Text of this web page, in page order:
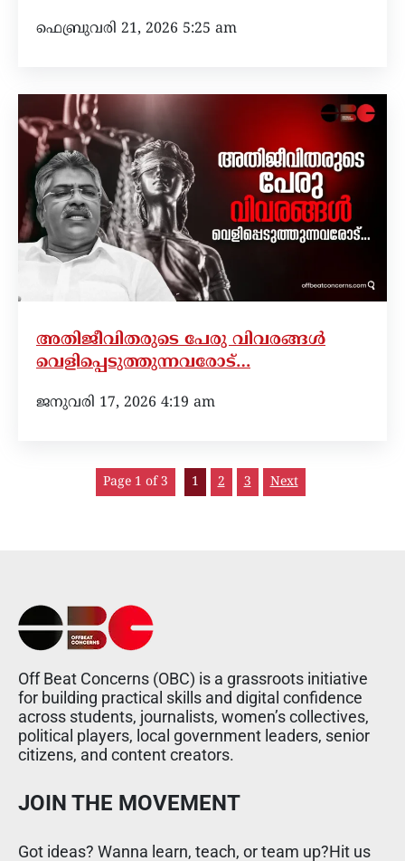
ഫെബ്രുവരി 21, 2026 5:25 am
അതിജീവിതരുടെ പേരു വിവരങ്ങൾ
വെളിപ്പെടുത്തുന്നവരോട്…
ജനുവരി 17, 2026 4:19 am
Page 1 of 3 1 2 3 Next
Off Beat Concerns (OBC) is a grassroots initiative
for building practical skills and digital confidence
across students, journalists, women’s collectives,
political players, local government leaders, senior
citizens, and content creators.
JOIN THE MOVEMENT
Got ideas? Wanna learn, teach, or team up?Hit us